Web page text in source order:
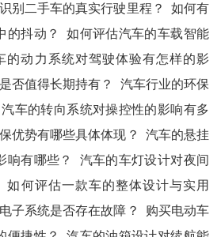
别二手车的真实行驶里程？
如何有
的抖动？
如何评估汽车的车载智能
的动力系统对驾驶体验有怎样的影
否值得长期持有？
汽车行业的环保
汽车的转向系统对操控性的影响有多
优势有哪些具体体现？
汽车的悬挂
响有哪些？
汽车的车灯设计对夜间
如何评估一款车的整体设计与实用
子系统是否存在故障？
购买电动车